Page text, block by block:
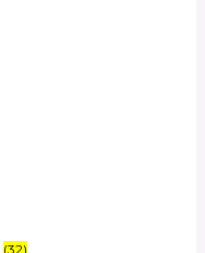
(32)